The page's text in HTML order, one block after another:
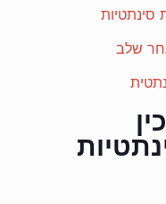
סינתטיות
שלב